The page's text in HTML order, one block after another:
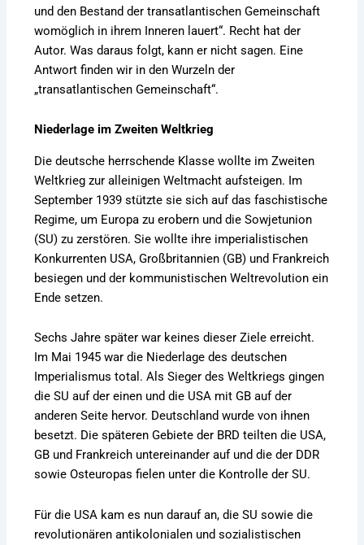
und den Bestand der transatlantischen Gemeinschaft
womöglich in ihrem Inneren lauert“. Recht hat der
Autor. Was daraus folgt, kann er nicht sagen. Eine
Antwort finden wir in den Wurzeln der
„transatlantischen Gemeinschaft“.
Niederlage im Zweiten Weltkrieg
Die deutsche herrschende Klasse wollte im Zweiten
Weltkrieg zur alleinigen Weltmacht aufsteigen. Im
September 1939 stützte sie sich auf das faschistische
Regime, um Europa zu erobern und die Sowjetunion
(SU) zu zerstören. Sie wollte ihre imperialistischen
Konkurrenten USA, Großbritannien (GB) und Frankreich
besiegen und der kommunistischen Weltrevolution ein
Ende setzen.
Sechs Jahre später war keines dieser Ziele erreicht.
Im Mai 1945 war die Niederlage des deutschen
Imperialismus total. Als Sieger des Weltkriegs gingen
die SU auf der einen und die USA mit GB auf der
anderen Seite hervor. Deutschland wurde von ihnen
besetzt. Die späteren Gebiete der BRD teilten die USA,
GB und Frankreich untereinander auf und die der DDR
sowie Osteuropas fielen unter die Kontrolle der SU.
Für die USA kam es nun darauf an, die SU sowie die
revolutionären antikolonialen und sozialistischen